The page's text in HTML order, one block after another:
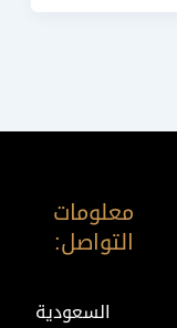
معلومات
التواصل:
السعودية